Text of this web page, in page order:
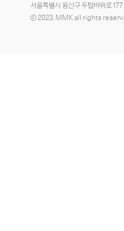
서울특별시 용산구 두텁바위로 177
ⓒ 2023. MMK all rights